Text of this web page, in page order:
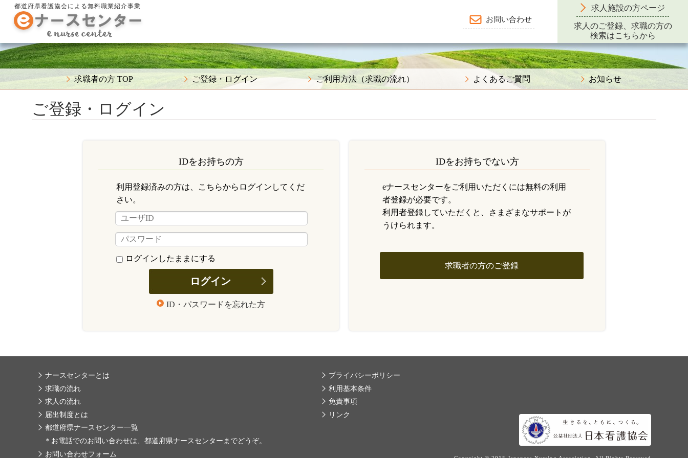
都道府県看護協会による無料職業紹介事業
お問い合わせ
求人施設の方ページ
求人のご登録、求職の方の
検索はこちらから
求職者の方 TOP ご登録・ログイン ご利用方法（求職の流れ） よくあるご質問 お知らせ
ご登録・ログイン
IDをお持ちの方
利用登録済みの方は、こちらからログインしてくだ
さい。
ログインしたままにする
ID・パスワードを忘れた方
IDをお持ちでない方
eナースセンターをご利用いただくには無料の利用
者登録が必要です。
利用者登録していただくと、さまざまなサポートが
うけられます。
求職者の方のご登録
ナースセンターとは
求職の流れ
求人の流れ
届出制度とは
都道府県ナースセンター一覧
＊ お電話でのお問い合わせは、都道府県ナースセンターまでどうぞ。
お問い合わせフォーム
プライバシーポリシー
利用基本条件
免責事項
リンク